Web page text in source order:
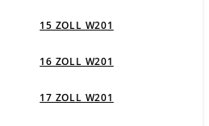
15 ZOLL W201
16 ZOLL W201
17 ZOLL W201